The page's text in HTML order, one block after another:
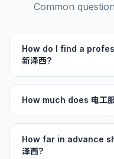
Common
How do I find a
新泽西?
How much does 电工
How far in advance
泽西?